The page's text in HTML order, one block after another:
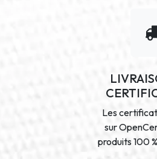
Les
sur
produits 100